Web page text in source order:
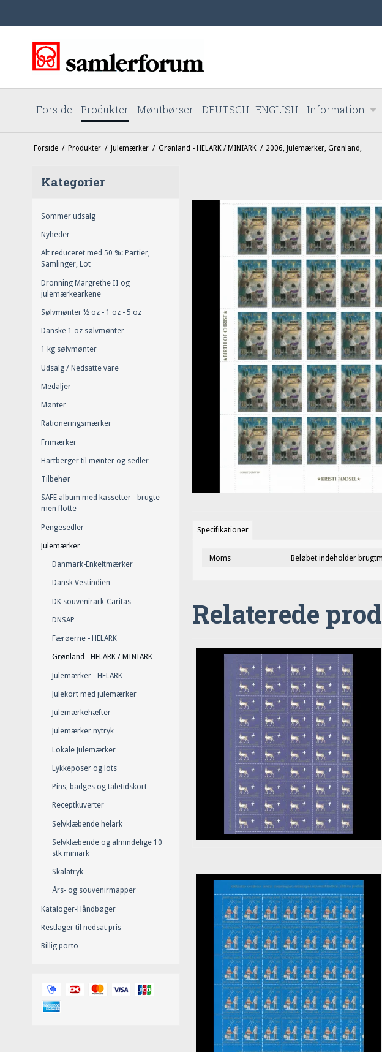
Forside Produkter Møntbørser DEUTSCH- ENGLISH Information
Forside / Produkter / Julemærker / Grønland - HELARK / MINIARK / 2006, Julemærker, Grønland,
Kategorier
Sommer udsalg
Nyheder
Alt reduceret med 50 %: Partier,
Samlinger, Lot
Dronning Margrethe II og
julemærkearkene
Sølvmønter ½ oz - 1 oz - 5 oz
Danske 1 oz sølvmønter
1 kg sølvmønter
Udsalg / Nedsatte vare
Medaljer
Mønter
Rationeringsmærker
Frimærker
Hartberger til mønter og sedler
Tilbehør
SAFE album med kassetter - brugte
men flotte
Pengesedler
Julemærker
Danmark-Enkeltmærker
Dansk Vestindien
DK souvenirark-Caritas
DNSAP
Færøerne - HELARK
Grønland - HELARK / MINIARK
Julemærker - HELARK
Julekort med julemærker
Julemærkehæfter
Julemærker nytryk
Lokale Julemærker
Lykkeposer og lots
Pins, badges og taletidskort
Receptkuverter
Selvklæbende helark
Selvklæbende og almindelige 10
stk miniark
Skalatryk
Års- og souvenirmapper
Kataloger-Håndbøger
Restlager til nedsat pris
Billig porto
Specifikationer
Moms Beløbet indeholder
Relaterede